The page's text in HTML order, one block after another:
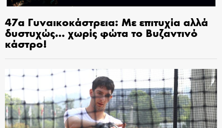
47α Γυναικοκάστρεια: Με επιτυχία αλλά
δυστυχώς… χωρίς φώτα το Βυζαντινό
κάστρο!